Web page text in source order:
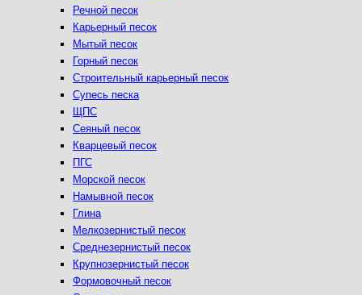
Речной песок
Карьерный песок
Мытый песок
Горный песок
Строительный карьерный песок
Супесь песка
ЩПС
Сеяный песок
Кварцевый песок
ПГС
Морской песок
Намывной песок
Глина
Мелкозернистый песок
Среднезернистый песок
Крупнозернистый песок
Формовочный песок